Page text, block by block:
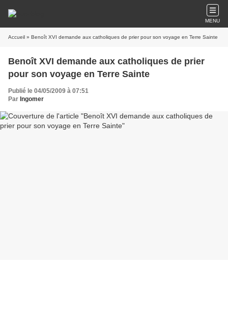
MENU
Accueil » Benoît XVI demande aux catholiques de prier pour son voyage en Terre Sainte
Benoît XVI demande aux catholiques de prier
pour son voyage en Terre Sainte
Publié le 04/05/2009 à 07:51
Par Ingomer